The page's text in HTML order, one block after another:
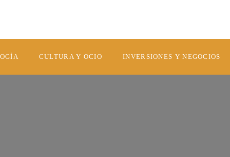
CULTURA Y OCIO INVERSIONES Y NEGOCIOS